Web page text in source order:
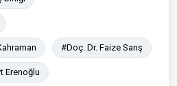
#Doç. Dr. Faize Sarış
Erenoğlu